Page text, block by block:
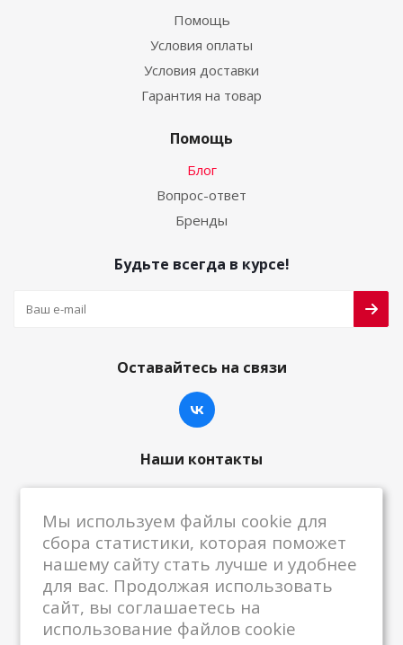
Помощь
Условия оплаты
Условия доставки
Гарантия на товар
Помощь
Блог
Вопрос-ответ
Бренды
Будьте всегда в курсе!
Оставайтесь на связи
Наши контакты
centrkkm@centrkkm.ru
185005, г. Петрозаводск, ул. Промышленная,
1/26
Мы используем файлы cookie для
сбора статистики, которая поможет
нашему сайту стать лучше и удобнее
для вас. Продолжая использовать
сайт, вы соглашаетесь на
использование файлов cookie